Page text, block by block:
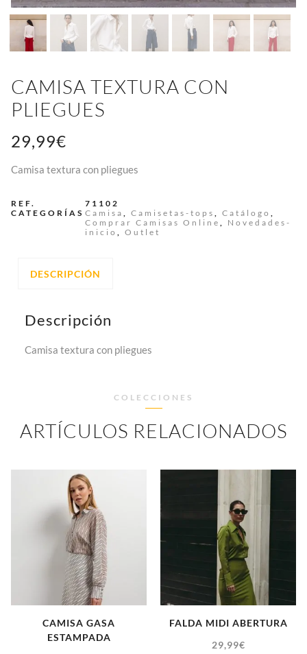
CAMISA TEXTURA CON
PLIEGUES
29,99€
Camisa textura con pliegues
REF.
71102
CATEGORÍAS Camisa , Camisetas-tops , Catálogo ,
Comprar Camisas Online , Novedades-
inicio , Outlet
DESCRIPCIÓN
Descripción
Camisa textura con pliegues
COLECCIONES
ARTÍCULOS RELACIONADOS
CAMISA GASA
ESTAMPADA
FALDA MIDI ABERTURA
29,99€